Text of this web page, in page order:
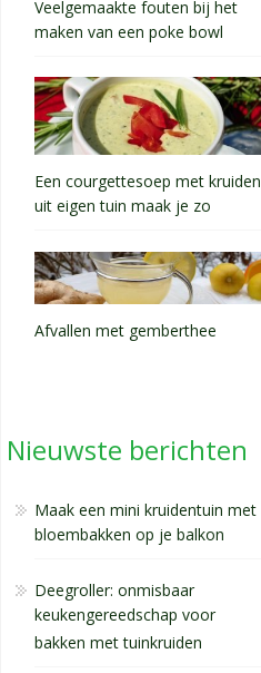
Veelgemaakte fouten bij het
maken van een poke bowl
Een courgettesoep met kruiden
uit eigen tuin maak je zo
Afvallen met gemberthee
Nieuwste berichten
Maak een mini kruidentuin met
bloembakken op je balkon
Deegroller: onmisbaar
keukengereedschap voor
bakken met tuinkruiden